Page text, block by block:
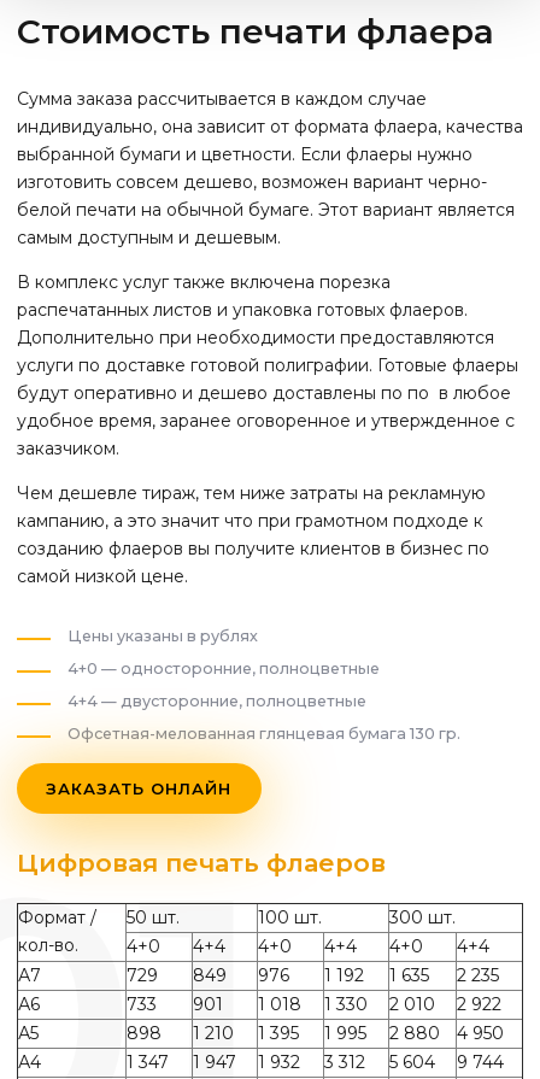
Стоимость печати флаера
Сумма заказа рассчитывается в каждом случае
индивидуально, она зависит от формата флаера, качества
выбранной бумаги и цветности. Если флаеры нужно
изготовить совсем дешево, возможен вариант черно-
белой печати на обычной бумаге. Этот вариант является
самым доступным и дешевым.
В комплекс услуг также включена порезка
распечатанных листов и упаковка готовых флаеров.
Дополнительно при необходимости предоставляются
услуги по доставке готовой полиграфии. Готовые флаеры
будут оперативно и дешево доставлены по по в любое
удобное время, заранее оговоренное и утвержденное с
заказчиком.
Чем дешевле тираж, тем ниже затраты на рекламную
кампанию, а это значит что при грамотном подходе к
созданию флаеров вы получите клиентов в бизнес по
самой низкой цене.
Цены указаны в рублях
4+0 — односторонние, полноцветные
4+4 — двусторонние, полноцветные
Офсетная-мелованная глянцевая бумага 130 гр.
ЗАКАЗАТЬ ОНЛАЙН
Цифровая печать флаеров
Формат /
кол-во.
50 шт. 100 шт.
300 шт.
4+0
4+4 4+0 4+4 4+0
4+4
А7
729 849 976 1 192 1 635
2 235
А6
733 901 1 018 1 330 2 010
2 922
А5
898 1 210 1 395 1 995 2 880
4 950
А4
1 347 1 947 1 932 3 312 5 604
9 744